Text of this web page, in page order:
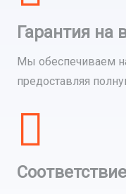
Гарантия на
Мы обеспечиваем
предоставляя